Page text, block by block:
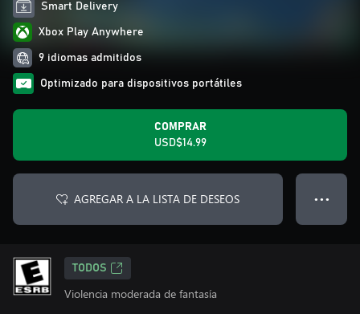
Smart Delivery
Xbox Play Anywhere
9 idiomas admitidos
Optimizado para dispositivos portátiles
COMPRAR
USD$14.99
AGREGAR A LA LISTA DE DESEOS ● ● ●
TODOS
Violencia moderada de fantasía